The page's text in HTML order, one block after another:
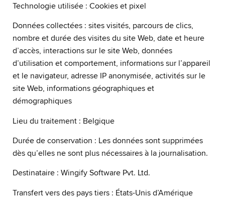
Technologie utilisée : Cookies et pixel
Données collectées : sites visités, parcours de clics,
nombre et durée des visites du site Web, date et heure
d’accès, interactions sur le site Web, données
d’utilisation et comportement, informations sur l’appareil
et le navigateur, adresse IP anonymisée, activités sur le
site Web, informations géographiques et
démographiques
Lieu du traitement : Belgique
Durée de conservation : Les données sont supprimées
dès qu’elles ne sont plus nécessaires à la journalisation.
Destinataire : Wingify Software Pvt. Ltd.
Transfert vers des pays tiers : États-Unis d’Amérique